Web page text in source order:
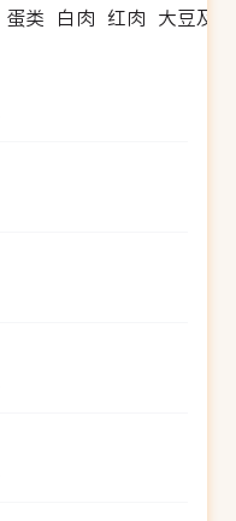
蛋类 白肉 红肉 大豆及